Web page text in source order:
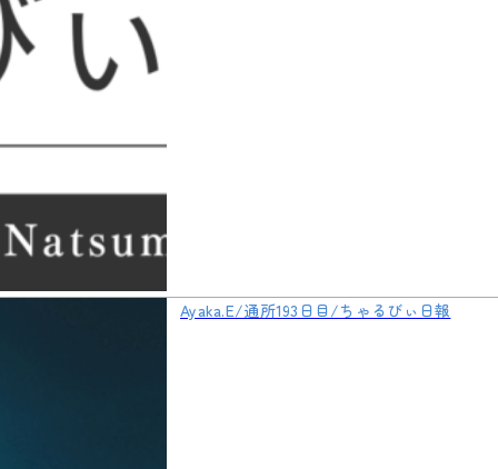
Ayaka.E/通所193日目/ちゃるびぃ日報